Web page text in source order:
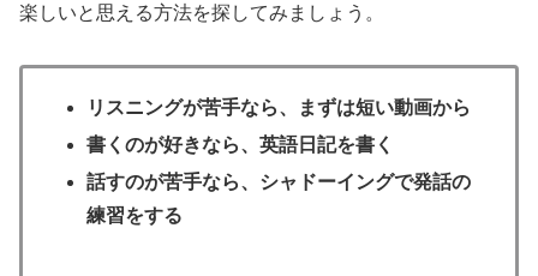
楽しいと思える方法を探してみましょう。
リスニングが苦手なら、まずは短い動画から
書くのが好きなら、英語日記を書く
話すのが苦手なら、シャドーイングで発話の
練習をする